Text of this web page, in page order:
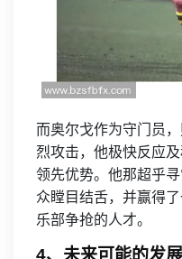
而奥尔戈作为守门员
烈攻击，他极快反应
领先优势。他那超乎
众瞠目结舌，并赢得
乐部争抢的人才。